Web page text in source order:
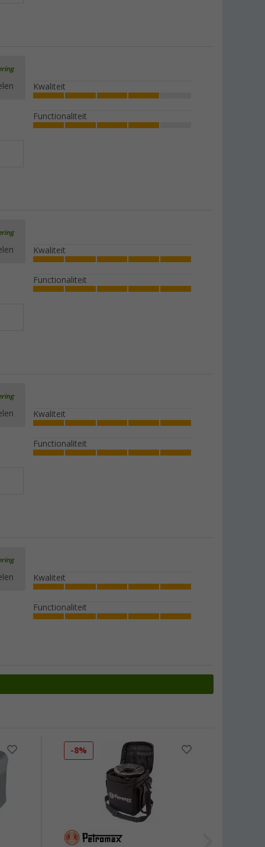
Kwaliteit
Functionaliteit
Kwaliteit
Functionaliteit
Kwaliteit
Functionaliteit
Kwaliteit
Functionaliteit
-8%